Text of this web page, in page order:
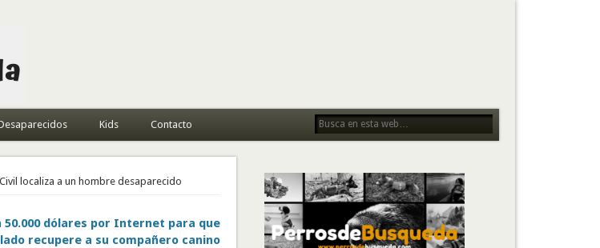
Kids Contacto
localiza a un hombre desaparecido
50.000 dólares por Internet para que
recupere a su compañero canino